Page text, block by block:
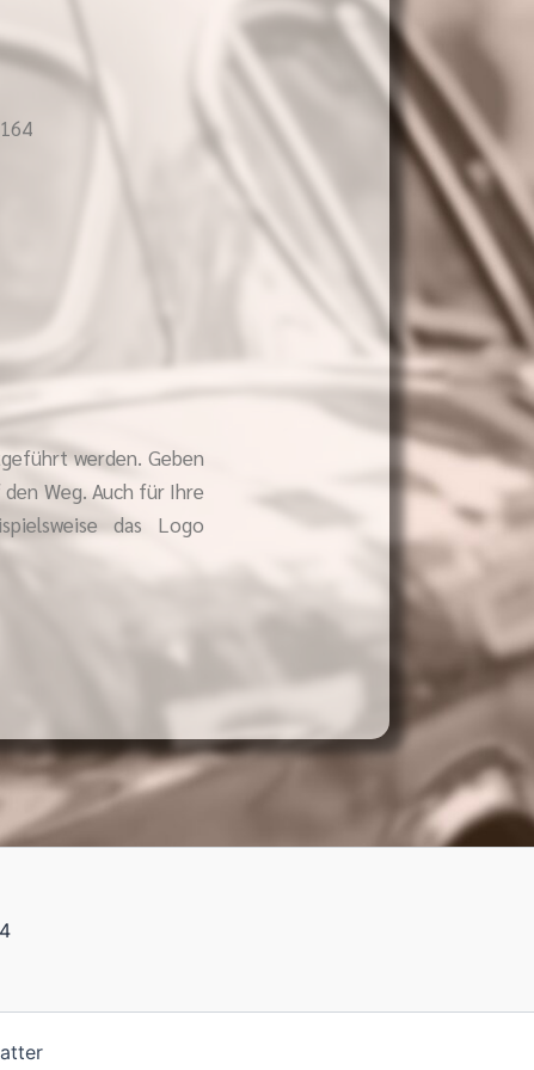
werden. Geben
Weg. Auch für Ihre
das Logo